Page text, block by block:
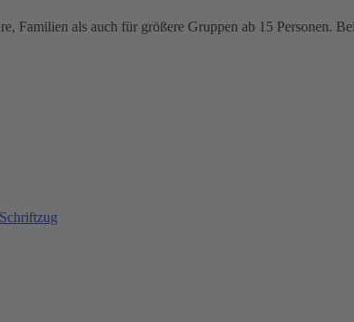
Familien als auch für größere Gruppen ab 15 Personen.